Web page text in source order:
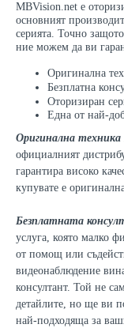
MBVision.net е
основният
серията. Точно
ние можем да ви
Оригинална
Безплатна
Оторизиран
Една от най-
Оригинална техника
официалният
гарантира високо
купувате е
Безплатната
услуга, която малко
от помощ или
видеонаблюдение
консултант. Той не
детайлите, но ще ви
най-подходяща за